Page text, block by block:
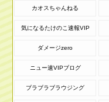
カオスちゃんねる
気になるたけのこ速報VIP
ダメージzero
ニュー速VIPブログ
ブラブラブラウジング